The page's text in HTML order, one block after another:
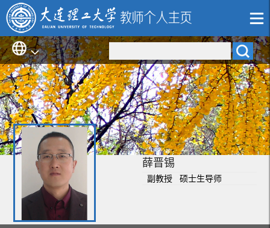
薛晋锡
副教授 硕士生导师